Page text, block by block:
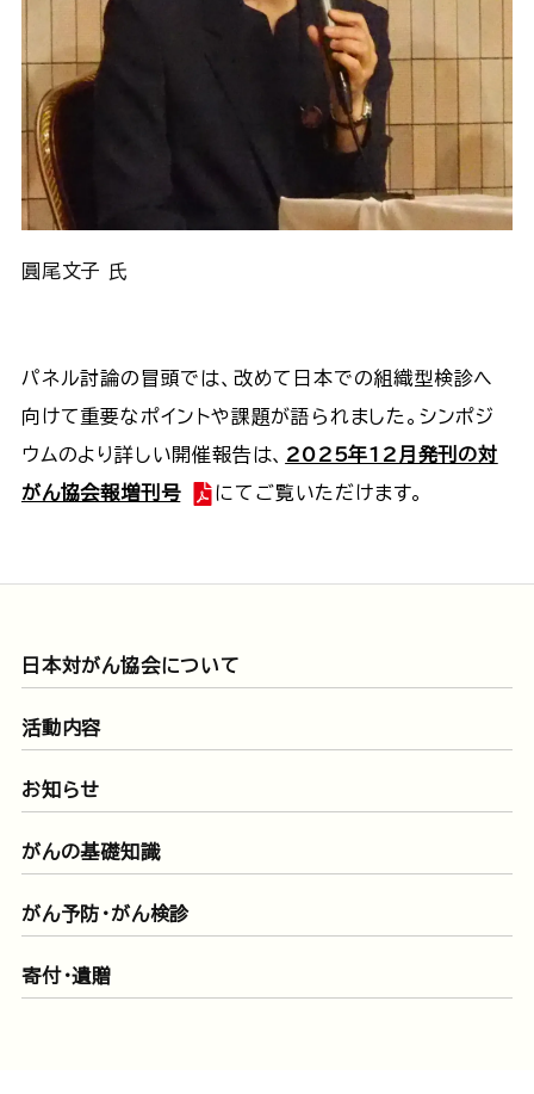
圓尾文子 氏
パネル討論の冒頭では、改めて日本での組織型検診へ
向けて重要なポイントや課題が語られました。シンポジ
ウムのより詳しい開催報告は、 2025年12月発刊の対
がん協会報増刊号
にてご覧いただけます。
日本対がん協会について
活動内容
お知らせ
がんの基礎知識
がん予防・がん検診
寄付・遺贈